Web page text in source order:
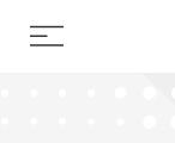
Menu